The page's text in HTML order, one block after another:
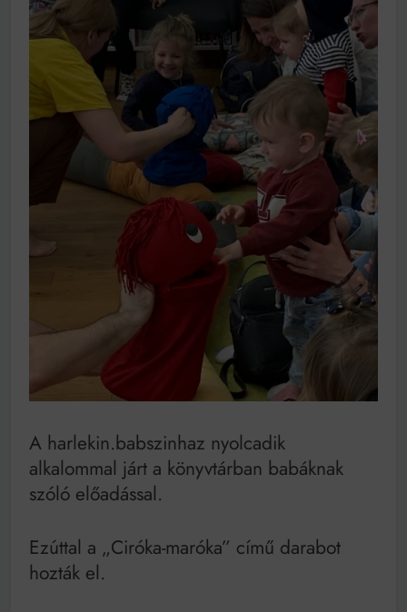
működik, ha jól van felújítva
Ingatlanpiaci szakértők szerint akár 5 százalékkal is
nőhetnek a bérleti díjak a ponthatárhirdetés után az
egyetemi városokban
Munkácsy nem Krisztust szépítette meg: minket
Ahol köszönnek, ott még van város
Amikor a Tetris boldogabbá tesz, mint a szerelem
Létezik tökéletes élet: Truman is elhitte
Karinthy Frigyes: a zseni, aki belenézett a saját
Ki akarsz törni. De miből?
Az öregség nem csak ránc?
Az ördög még mindig Pradát visel. De te miért öltözöl
Móricz Zsigmond: falusi író vagy boncmester?
Bitumenes lapostetők: a bevált technológia akkor
működik, ha jól van felújítva
A harlekin.babszinhaz nyolcadik
alkalommal járt a könyvtárban babáknak
szóló előadással.
Ezúttal a „Ciróka-maróka” című darabot
hozták el.